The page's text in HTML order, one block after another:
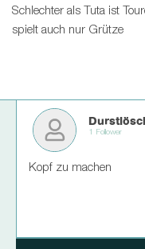
Schlechter als Tuta ist
spielt auch nur Grütze
1 Follower
Kopf zu machen